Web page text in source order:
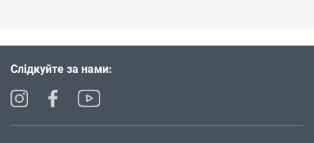
Слідкуйте за нами: